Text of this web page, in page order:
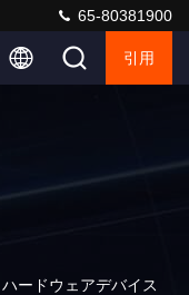
65-80381900
引用
ードウェアデバイス